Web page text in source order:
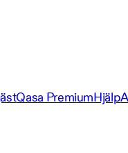
Qasa PremiumHjälp